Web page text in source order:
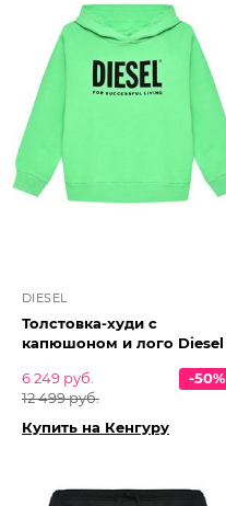
DIESEL
Толстовка-худи с
капюшоном и лого Diesel
6 249 руб.
12 499 руб.
-50%
Купить на Кенгуру